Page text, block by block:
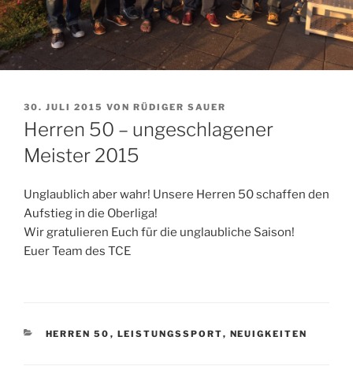
VERÖFFENTLICHT
AM
30. JULI 2015 VON RÜDIGER SAUER
Herren 50 – ungeschlagener
Meister 2015
Unglaublich aber wahr! Unsere Herren 50 schaffen den
Aufstieg in die Oberliga!
Wir gratulieren Euch für die unglaubliche Saison!
Euer Team des TCE
KATEGORIEN
HERREN 50 , LEISTUNGSSPORT, NEUIGKEITEN